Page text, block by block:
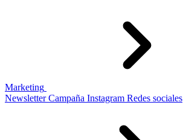
Marketing
Newsletter Campaña Instagram Redes sociales